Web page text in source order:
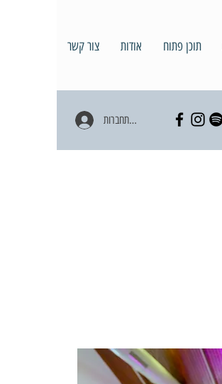
תוכן פתוח אודות צור קשר
להתחברות